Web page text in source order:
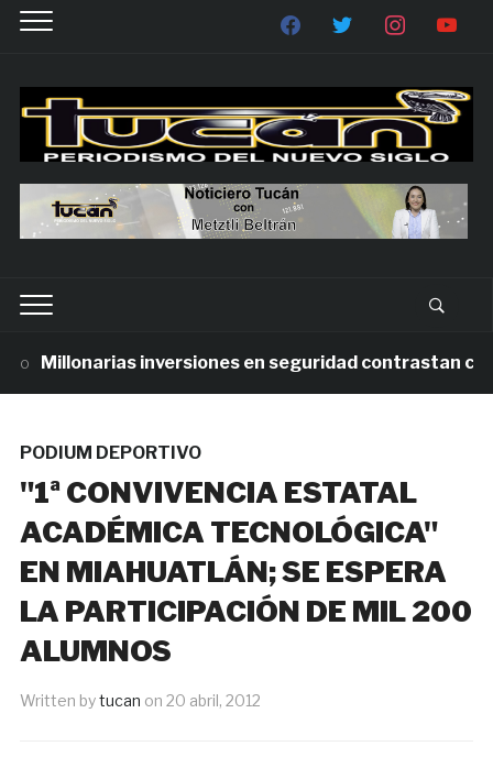
Millonarias inversiones en seguridad contrastan con la
PODIUM DEPORTIVO
"1ª CONVIVENCIA ESTATAL
ACADÉMICA TECNOLÓGICA"
EN MIAHUATLÁN; SE ESPERA
LA PARTICIPACIÓN DE MIL 200
ALUMNOS
Written bytucan on 20 abril, 2012